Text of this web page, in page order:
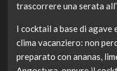
trascorrere una serata
I cocktail a base di
clima vacanziero: non
preparato con ananas,